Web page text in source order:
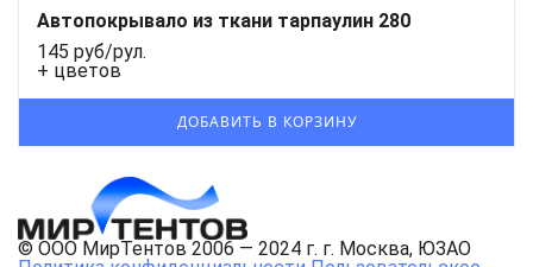
Автопокрывало из ткани тарпаулин 280
145 руб/рул.
+ цветов
© ООО МирТентов 2006 — 2024 г. г. Москва, ЮЗАО